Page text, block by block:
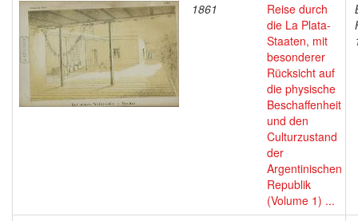
1861
Reise durch
die La Plata-
Staaten, mit
besonderer
Rücksicht auf
die physische
Beschaffenheit
und den
Culturzustand
der
Argentinischen
Republik
(Volume 1) ...